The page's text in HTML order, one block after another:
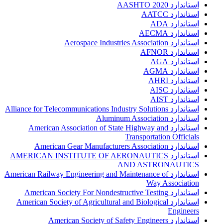
استاندارد AASHTO 2020
استاندارد AATCC
استاندارد ADA
استاندارد AECMA
استاندارد Aerospace Industries Association
استاندارد AFNOR
استاندارد AGA
استاندارد AGMA
استاندارد AHRI
استاندارد AISC
استاندارد AIST
استاندارد Alliance for Telecommunications Industry Solutions
استاندارد Aluminum Association
استاندارد American Association of State Highway and
Transportation Officials
استاندارد American Gear Manufacturers Association
استاندارد AMERICAN INSTITUTE OF AERONAUTICS
AND ASTRONAUTICS
استاندارد American Railway Engineering and Maintenance of
Way Association
استاندارد American Society For Nondestructive Testing
استاندارد American Society of Agricultural and Biological
Engineers
استاندارد American Society of Safety Engineers